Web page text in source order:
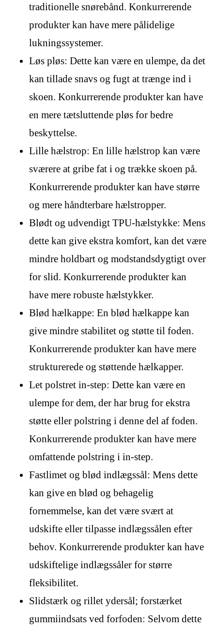
traditionelle snørebånd. Konkurrerende
produkter kan have mere pålidelige
lukningssystemer.
Løs pløs: Dette kan være en ulempe, da det
kan tillade snavs og fugt at trænge ind i
skoen. Konkurrerende produkter kan have
en mere tætsluttende pløs for bedre
beskyttelse.
Lille hælstrop: En lille hælstrop kan være
sværere at gribe fat i og trække skoen på.
Konkurrerende produkter kan have større
og mere håndterbare hælstropper.
Blødt og udvendigt TPU-hælstykke: Mens
dette kan give ekstra komfort, kan det være
mindre holdbart og modstandsdygtigt over
for slid. Konkurrerende produkter kan
have mere robuste hælstykker.
Blød hælkappe: En blød hælkappe kan
give mindre stabilitet og støtte til foden.
Konkurrerende produkter kan have mere
strukturerede og støttende hælkapper.
Let polstret in-step: Dette kan være en
ulempe for dem, der har brug for ekstra
støtte eller polstring i denne del af foden.
Konkurrerende produkter kan have mere
omfattende polstring i in-step.
Fastlimet og blød indlægssål: Mens dette
kan give en blød og behagelig
fornemmelse, kan det være svært at
udskifte eller tilpasse indlægssålen efter
behov. Konkurrerende produkter kan have
udskiftelige indlægssåler for større
fleksibilitet.
Slidstærk og rillet ydersål; forstærket
gummiindsats ved forfoden: Selvom dette